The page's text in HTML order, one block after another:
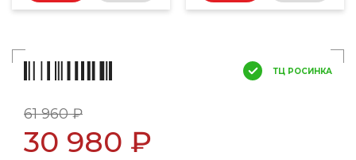
ТЦ РОСИНКА
61 960 ₽
30 980 ₽